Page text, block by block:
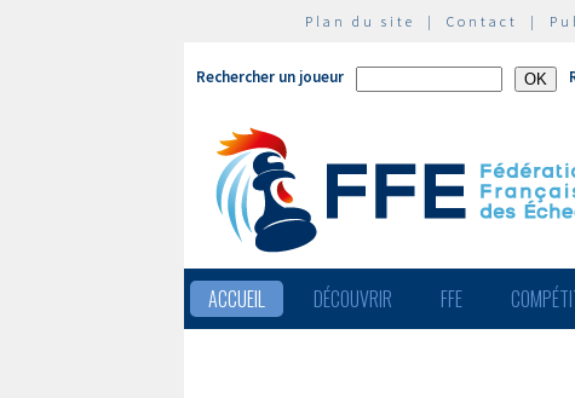
Plan du site | Contact |
Rechercher un joueur
ACCUEIL DÉCOUVRIR FFE